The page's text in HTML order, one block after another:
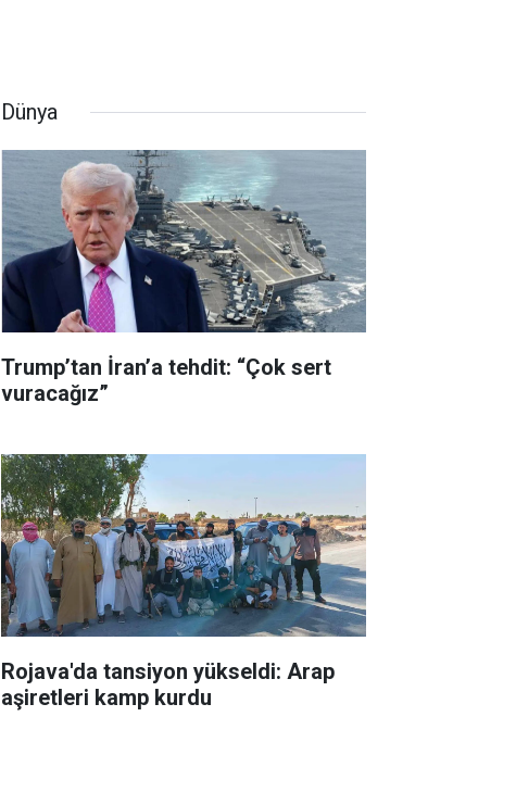
Dünya
Trump’tan İran’a tehdit: “Çok sert
vuracağız”
Rojava'da tansiyon yükseldi: Arap
aşiretleri kamp kurdu